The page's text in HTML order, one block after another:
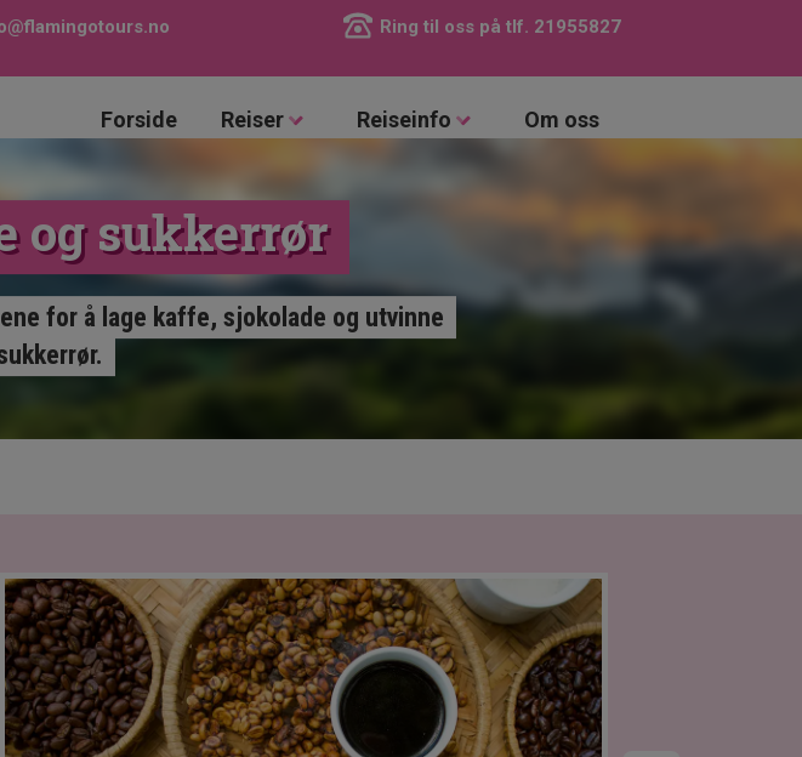
Ring til oss på tlf. 21955827
Forside Reiser Reiseinfo Om oss
og sukkerrør
for å lage kaffe, sjokolade og utvinne